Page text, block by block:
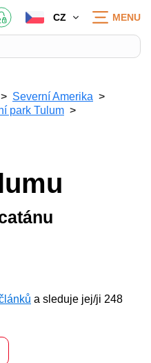
CZ MENU
Severní Amerika
park Tulum
a sleduje jej/ji 248